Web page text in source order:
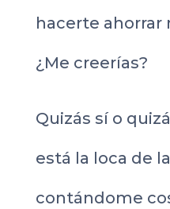
hacerte
¿Me creerías?
Quizás sí o
está la loca de
contándome